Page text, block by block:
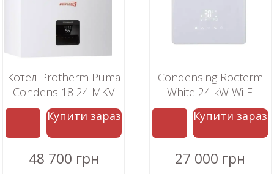
Котел Protherm Puma
Condens 18 24 MKV
AS1
Купити зараз
48 700 грн
Condensing Rocterm
White 24 kW Wi Fi
Купити зараз
27 000 грн